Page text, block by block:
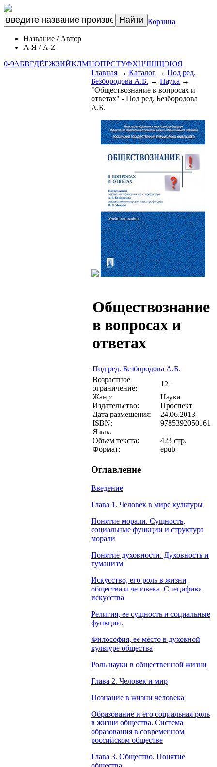
Корзина
Название / Автор
А-Я / A-Z
0-9АБВГДЁЕЖЗИЙКЛМНОПРСТУФХЦЧШЩЭЮЯ
Главная → Каталог → Под ред.
Безбородова А.Б. → Наука →
"Обществознание в вопросах и
ответах" - Под ред. Безбородова
А.Б.
Обществознание
в вопросах и
ответах
Под ред. Безбородова А.Б.
Возрастное
ограничение:
12+
Жанр:
Наука
Издательство:
Проспект
Дата размещения:
24.06.2013
ISBN:
9785392050161
Язык:
Объем текста:
423 стр.
Формат:
epub
Оглавление
Введение
Глава 1. Человек в мире культуры
Понятие морали. Сущность,
социальные функции и структура
морали
Понятие духовности. Духовность и
гуманизм
Искусство, его роль в жизни
общества и человека. Специфика
искусства
Религия, ее сущность и социальные
функции.
Философия, ее место в духовной
культуре общества
Роль науки в общественной жизни
Глава 2. Человек и мир
Познание в жизни человека
Образование и его социальная роль
в жизни общества. Система
образования в современном
российском обществе
Глава 3. Общество. Понятие